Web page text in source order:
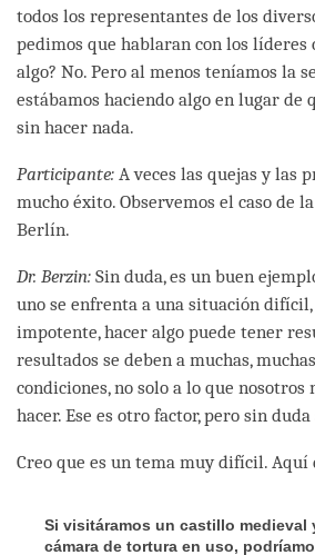
todos los representantes de los
pedimos que hablaran con los líderes
algo? No. Pero al menos teníamos la
estábamos haciendo algo en lugar de
sin hacer nada.
Participante: A veces las quejas y las
mucho éxito. Observemos el caso de
Berlín.
Dr. Berzin: Sin duda, es un buen
uno se enfrenta a una situación
impotente, hacer algo puede tener
resultados se deben a muchas,
condiciones, no solo a lo que
hacer. Ese es otro factor, pero sin
Creo que es un tema muy difícil. Aquí
Si visitáramos un castillo medieval
cámara de tortura en uso,